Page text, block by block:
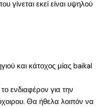
γίνεται εκεί είναι υψηλού
και κάτοχος μίας baikal
ενδιαφέρον για την
Θα ήθελα λοιπόν να